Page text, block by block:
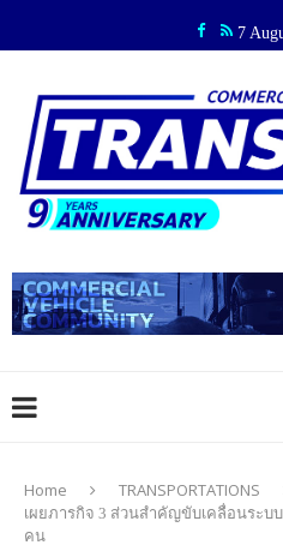
7
Home TRANSPORTATIONS
เผยภารกิจ 3 ส่วนสำคัญขับเคลื่อนระ
คน